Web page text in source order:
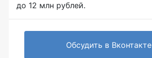
до 12 млн рублей.
Обсудить в Вконтакте